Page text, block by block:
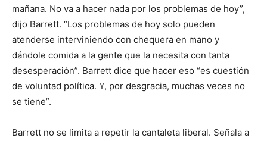
mañana. No va a hacer nada por los problemas de hoy”,
dijo Barrett. “Los problemas de hoy solo pueden
atenderse interviniendo con chequera en mano y
dándole comida a la gente que la necesita con tanta
desesperación”. Barrett dice que hacer eso “es cuestión
de voluntad política. Y, por desgracia, muchas veces no
se tiene”.
Barrett no se limita a repetir la cantaleta liberal. Señala a